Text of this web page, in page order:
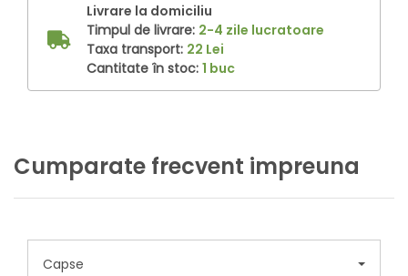
Livrare la domiciliu
Timpul de livrare: 2-4 zile lucratoare
Taxa transport: 22 Lei
Cantitate în stoc: 1 buc
Cumparate frecvent impreuna
Capse